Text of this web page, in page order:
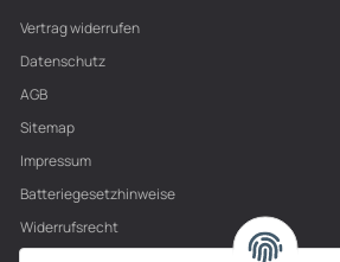
Vertrag widerrufen
Datenschutz
AGB
Sitemap
Impressum
Batteriegesetzhinweise
Widerrufsrecht